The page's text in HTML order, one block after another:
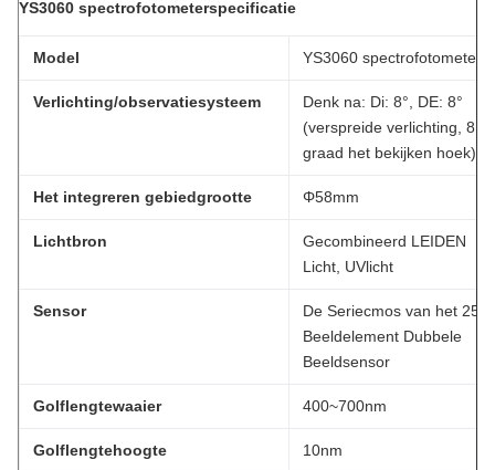
YS3060 spectrofotometerspecificatie
Model YS3060 spectrofotometer
Verlichting/observatiesysteem
Denk na: Di: 8°, DE: 8°
(verspreide verlichting, 8
graad het bekijken hoek)
Het integreren gebiedgrootte Φ58mm
Lichtbron
Gecombineerd LEIDEN
Licht, UVlicht
Sensor
De Seriecmos van het 256
Beeldelement Dubbele
Beeldsensor
Golflengtewaaier 400~700nm
Golflengtehoogte 10nm